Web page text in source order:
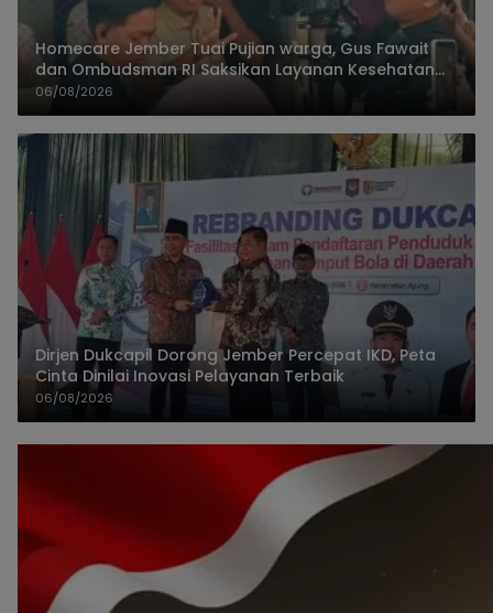
Homecare Jember Tuai Pujian warga, Gus Fawait
dan Ombudsman RI Saksikan Layanan Kesehatan
Rumah Pasien
06/08/2026
Dirjen Dukcapil Dorong Jember Percepat IKD, Peta
Cinta Dinilai Inovasi Pelayanan Terbaik
06/08/2026